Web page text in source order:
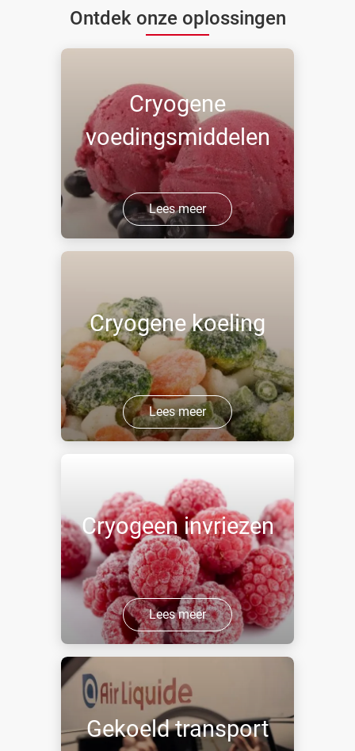
Ontdek onze oplossingen
Cryogene
voedingsmiddelen
Lees meer
Cryogene koeling
Lees meer
Cryogeen invriezen
Lees meer
Gekoeld transport